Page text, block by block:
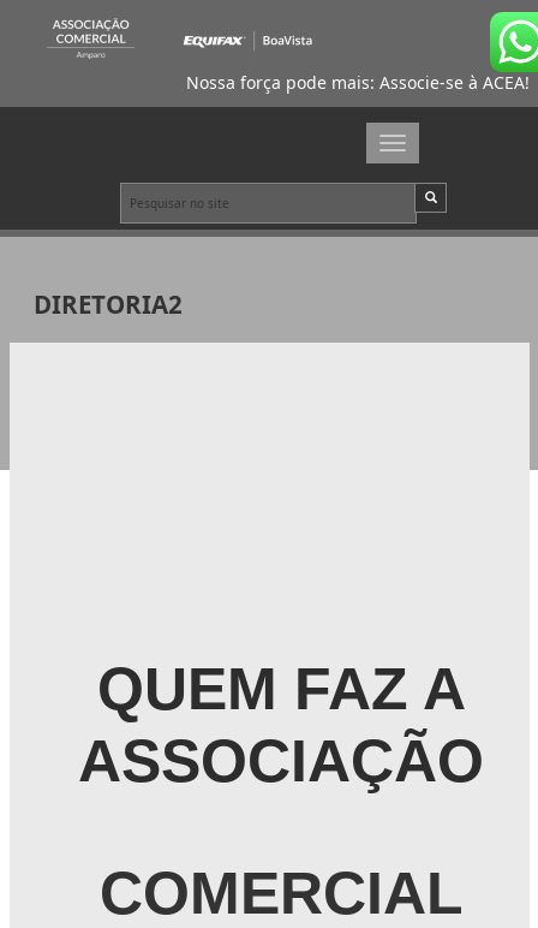
Nossa força pode mais: Associe-se à ACEA!
Toggle
navigation
DIRETORIA2
QUEM FAZ A
ASSOCIAÇÃO
COMERCIAL